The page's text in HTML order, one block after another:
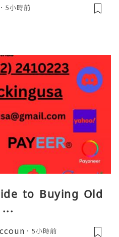
5小時前
to Buying Old
5小時前